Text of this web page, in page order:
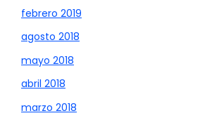
febrero 2019
agosto 2018
mayo 2018
abril 2018
marzo 2018